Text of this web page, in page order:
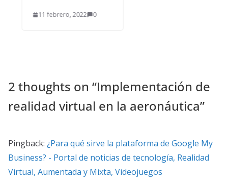
11 febrero, 2022 0
2 thoughts on “Implementación de
realidad virtual en la aeronáutica”
Pingback: ¿Para qué sirve la plataforma de Google My
Business? - Portal de noticias de tecnología, Realidad
Virtual, Aumentada y Mixta, Videojuegos